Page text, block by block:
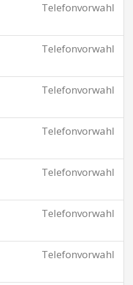
Telefonvorwahl
Telefonvorwahl
Telefonvorwahl
Telefonvorwahl
Telefonvorwahl
Telefonvorwahl
Telefonvorwahl